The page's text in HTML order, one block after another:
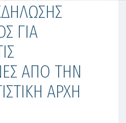
ΓΙΑ
ΑΠΟ ΤΗΝ
ΑΡΧΗ